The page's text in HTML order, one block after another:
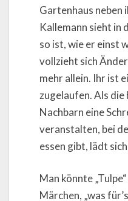
Gartenhaus neben
Kallemann sieht in
so ist, wie er einst
vollzieht sich
mehr allein. Ihr ist
zugelaufen. Als die
Nachbarn eine
veranstalten, bei
essen gibt, lädt
Man könnte
Märchen, „was